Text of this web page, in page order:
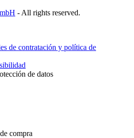
- All rights reserved.
de contratación y política de
de datos
compra